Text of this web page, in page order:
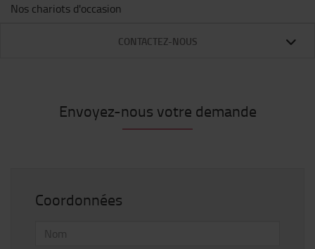
Nos chariots d'occasion
CONTACTEZ-NOUS
Envoyez-nous votre demande
Coordonnées